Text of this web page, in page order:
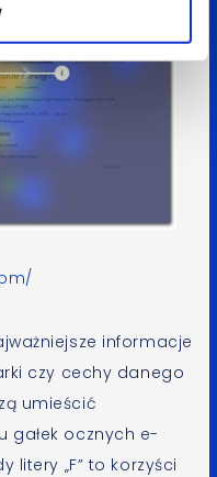
informacje
czy cechy danego
umieścić
gałek ocznych e-
litery „F” to korzyści